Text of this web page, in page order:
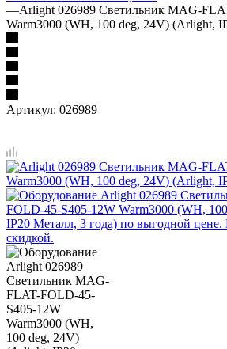
—Arlight 026989 Светильник MAG-
Warm3000 (WH, 100 deg, 24V) (Arlight,
Артикул: 026989